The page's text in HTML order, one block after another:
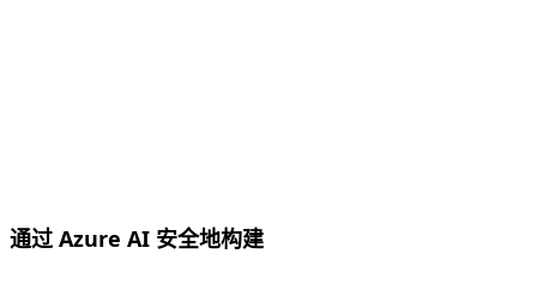
通过 Azure AI 安全地构建